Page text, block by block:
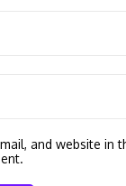
and website in